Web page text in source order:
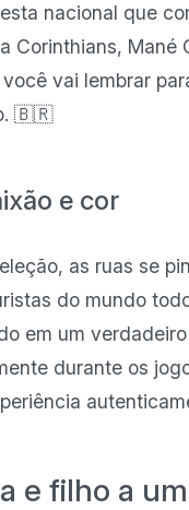
nacional que
Corinthians,
vai lembrar
🇧🇷
e cor
as ruas se
do mundo
em um
durante os
e filho a